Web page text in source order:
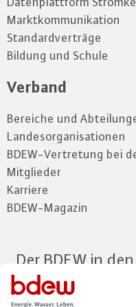
Marktkommunikation
Standardverträge
Bildung und Schule
Verband
Bereiche und
Landesorganisationen
BDEW-Vertretung bei
Mitglieder
Karriere
BDEW-Magazin
Der BDEW in